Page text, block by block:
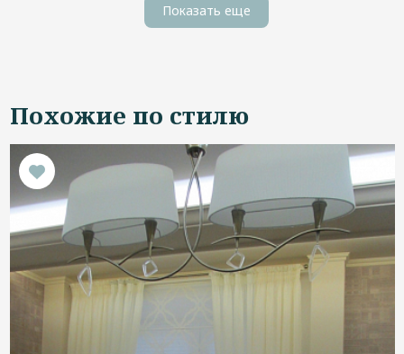
Показать еще
Похожие по стилю